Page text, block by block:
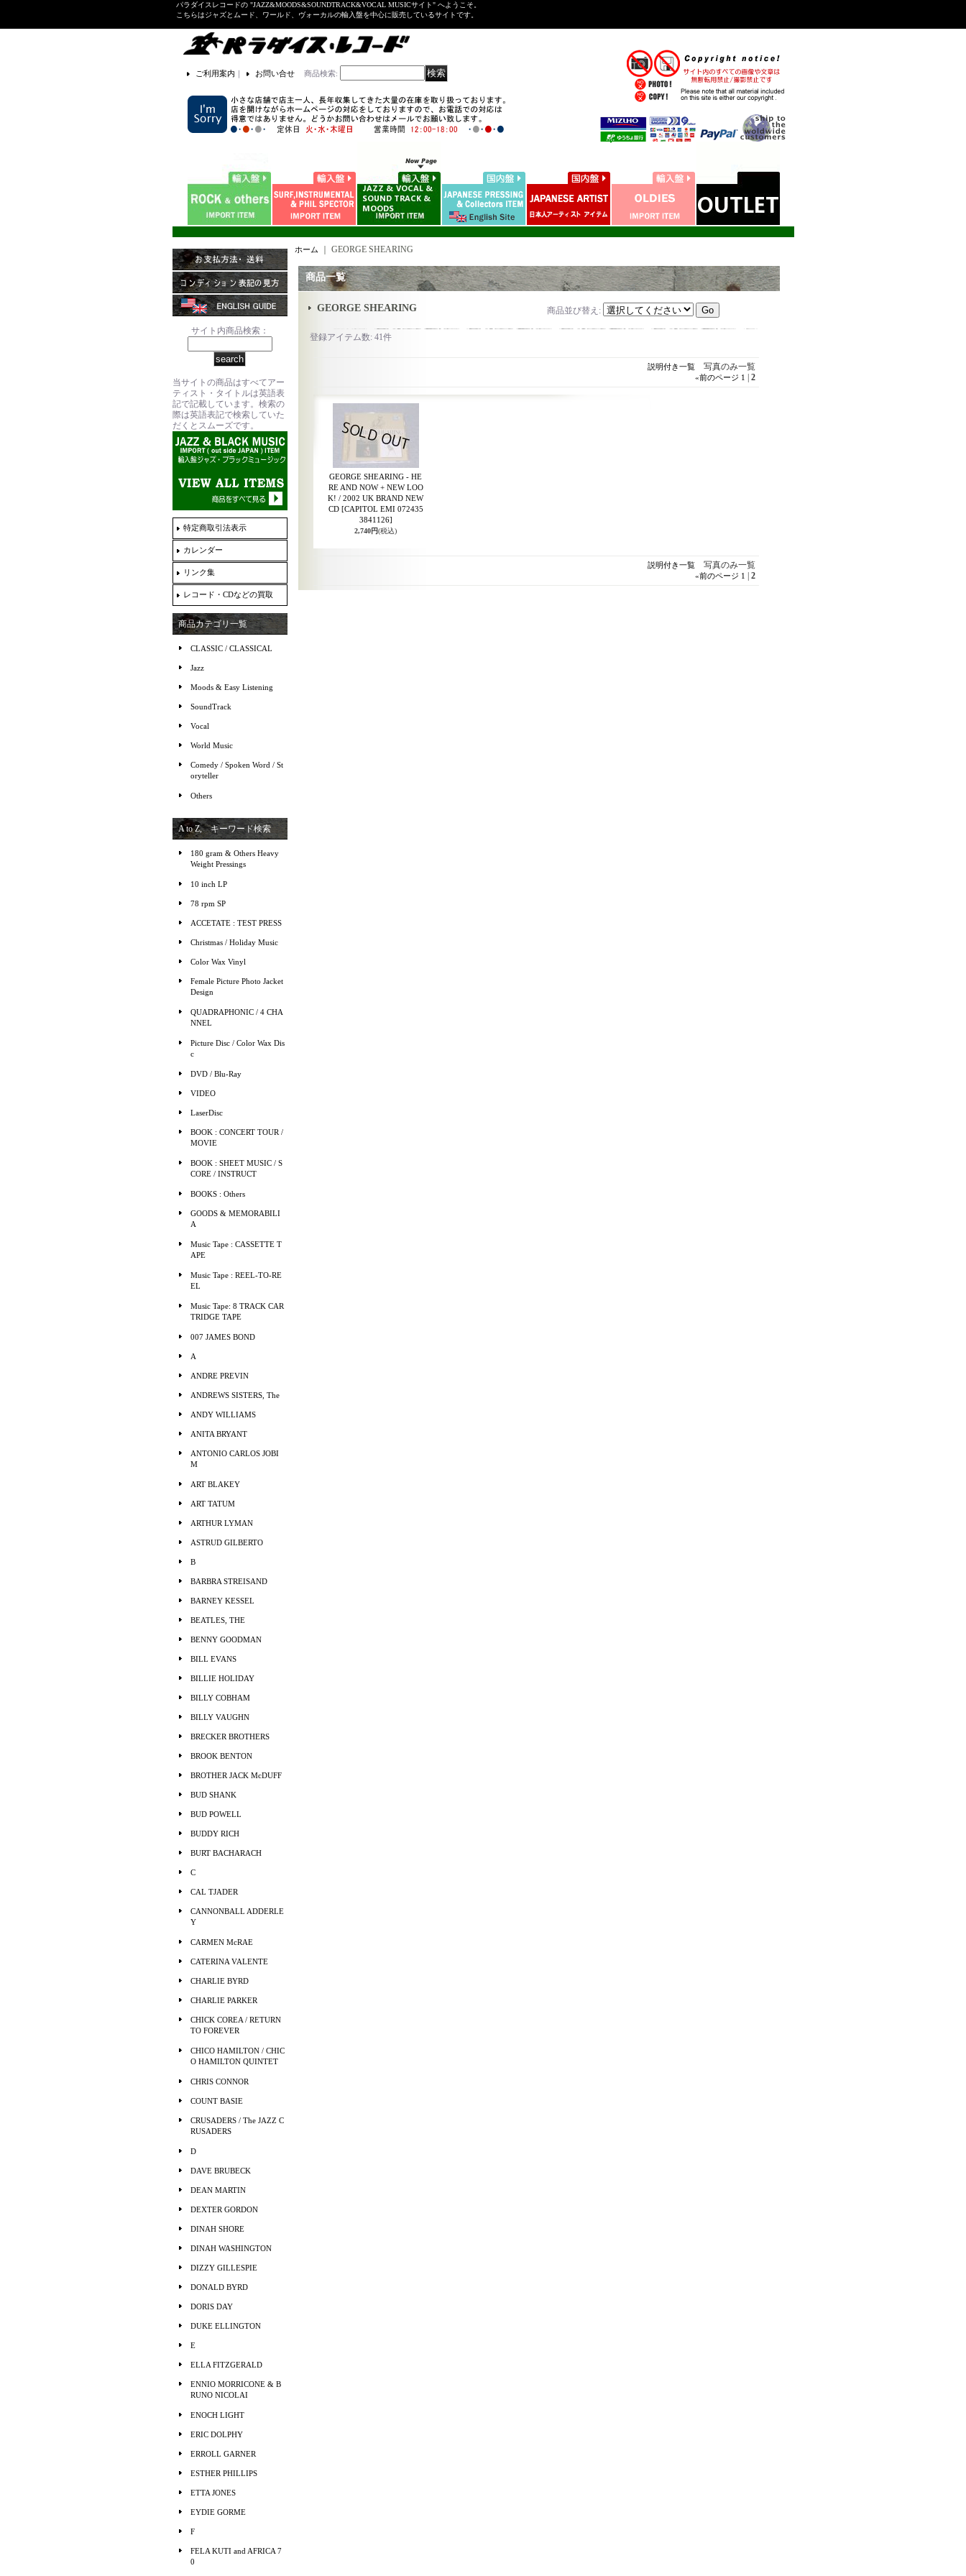
パラダイスレコードの "JAZZ&MOODS&SOUNDTRACK&VOCAL MUSICサイト" へようこそ。
こちらはジャズとムード、ワールド、ヴォーカルの輸入盤を中心に販売しているサイトです。
ご利用案内 ｜ お問い合せ 商品検索:
サイト内商品検索：
当サイトの商品はすべてアー
ティスト・タイトルは英語表
記で記載しています。検索の
際は英語表記で検索していた
だくとスムーズです。
特定商取引法表示
カレンダー
リンク集
レコード・CDなどの買取
商品カテゴリ一覧
CLASSIC / CLASSICAL
Jazz
Moods & Easy Listening
SoundTrack
Vocal
World Music
Comedy / Spoken Word / St
oryteller
Others
A to Z, キーワード検索
180 gram & Others Heavy
Weight Pressings
10 inch LP
78 rpm SP
ACCETATE : TEST PRESS
Christmas / Holiday Music
Color Wax Vinyl
Female Picture Photo Jacket
Design
QUADRAPHONIC / 4 CHA
NNEL
Picture Disc / Color Wax Dis
c
DVD / Blu-Ray
VIDEO
LaserDisc
BOOK : CONCERT TOUR /
MOVIE
BOOK : SHEET MUSIC / S
CORE / INSTRUCT
BOOKS : Others
GOODS & MEMORABILI
A
Music Tape : CASSETTE T
APE
Music Tape : REEL-TO-RE
EL
Music Tape: 8 TRACK CAR
TRIDGE TAPE
007 JAMES BOND
A
ANDRE PREVIN
ANDREWS SISTERS, The
ANDY WILLIAMS
ANITA BRYANT
ANTONIO CARLOS JOBI
M
ART BLAKEY
ART TATUM
ARTHUR LYMAN
ASTRUD GILBERTO
B
BARBRA STREISAND
BARNEY KESSEL
BEATLES, THE
BENNY GOODMAN
BILL EVANS
BILLIE HOLIDAY
BILLY COBHAM
BILLY VAUGHN
BRECKER BROTHERS
BROOK BENTON
BROTHER JACK McDUFF
BUD SHANK
BUD POWELL
BUDDY RICH
BURT BACHARACH
C
CAL TJADER
CANNONBALL ADDERLE
Y
CARMEN McRAE
CATERINA VALENTE
CHARLIE BYRD
CHARLIE PARKER
CHICK COREA / RETURN
TO FOREVER
CHICO HAMILTON / CHIC
O HAMILTON QUINTET
CHRIS CONNOR
COUNT BASIE
CRUSADERS / The JAZZ C
RUSADERS
D
DAVE BRUBECK
DEAN MARTIN
DEXTER GORDON
DINAH SHORE
DINAH WASHINGTON
DIZZY GILLESPIE
DONALD BYRD
DORIS DAY
DUKE ELLINGTON
E
ELLA FITZGERALD
ENNIO MORRICONE & B
RUNO NICOLAI
ENOCH LIGHT
ERIC DOLPHY
ERROLL GARNER
ESTHER PHILLIPS
ETTA JONES
EYDIE GORME
F
FELA KUTI and AFRICA 7
0
ホーム GEORGE SHEARING
商品一覧
GEORGE SHEARING 商品並び替え :
登録アイテム数:41件
説明付き一覧写真のみ一覧
«前のページ 1 2
GEORGE SHEARING - HE
RE AND NOW + NEW LOO
K! / 2002 UK BRAND NEW
CD [CAPITOL EMI 072435
3841126]
2,740円(税込)
説明付き一覧写真のみ一覧
«前のページ 1 2